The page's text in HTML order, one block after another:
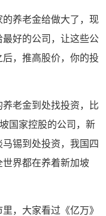
养老金给做大了，现
好的公司，让这些公
，推高股价，你的投
老金到处找投资，比
国家控股的公司，新
锡到处投资，我国四
界都在养着新加坡
，大家看过《亿万》